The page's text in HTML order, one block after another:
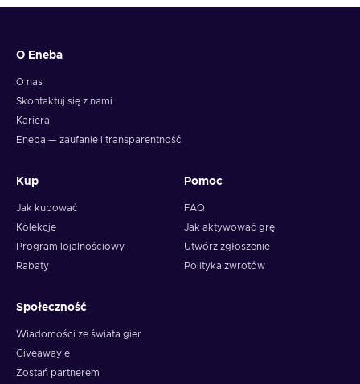
redeem your whole voucher at once. Once you’ve done that,
you should give it up to 30 minutes for your cryptocurrency
O Eneba
O nas
Skontaktuj się z nami
Kariera
Eneba — zaufanie i transparentność
Kup
Jak kupować
Kolekcje
Program lojalnościowy
Rabaty
Pomoc
FAQ
Jak aktywować grę
Utwórz zgłoszenie
Polityka zwrotów
Społeczność
Wiadomości ze świata gier
Giveaway'e
Zostań partnerem